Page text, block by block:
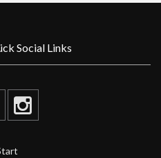
Social Links